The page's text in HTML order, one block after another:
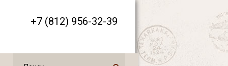
+7 (812) 956-32-39